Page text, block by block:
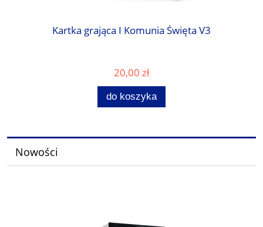
Kartka grająca I Komunia Święta V3
20,00 zł
do koszyka
Nowości